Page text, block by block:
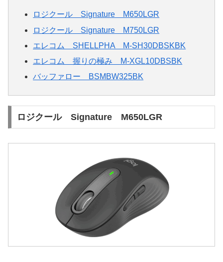
ロジクール Signature M650LGR
ロジクール Signature M750LGR
エレコム SHELLPHA M-SH30DBSKBK
エレコム 握りの極み M-XGL10DBSBK
バッファロー BSMBW325BK
ロジクール Signature M650LGR